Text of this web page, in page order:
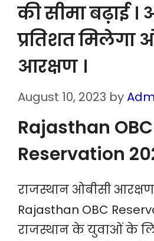
की सीमा बढ़ाई
प्रतिशत मिलेगा
आरक्षण ।
August 10, 2023 by
Rajasthan OBC
Reservation
राजस्थान ओबीसी आरक्षण
Rajasthan OBC
राजस्थान के युवाओं के